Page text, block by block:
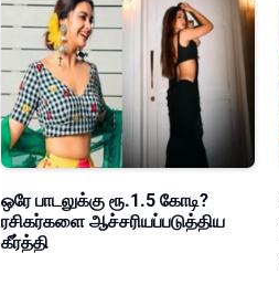
ஒரே பாடலுக்கு ரூ.1.5 கோடி?
ரசிகர்களை ஆச்சரியப்படுத்திய
கீர்த்தி